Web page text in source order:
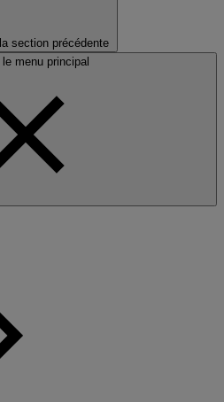
section précédente
le menu principal